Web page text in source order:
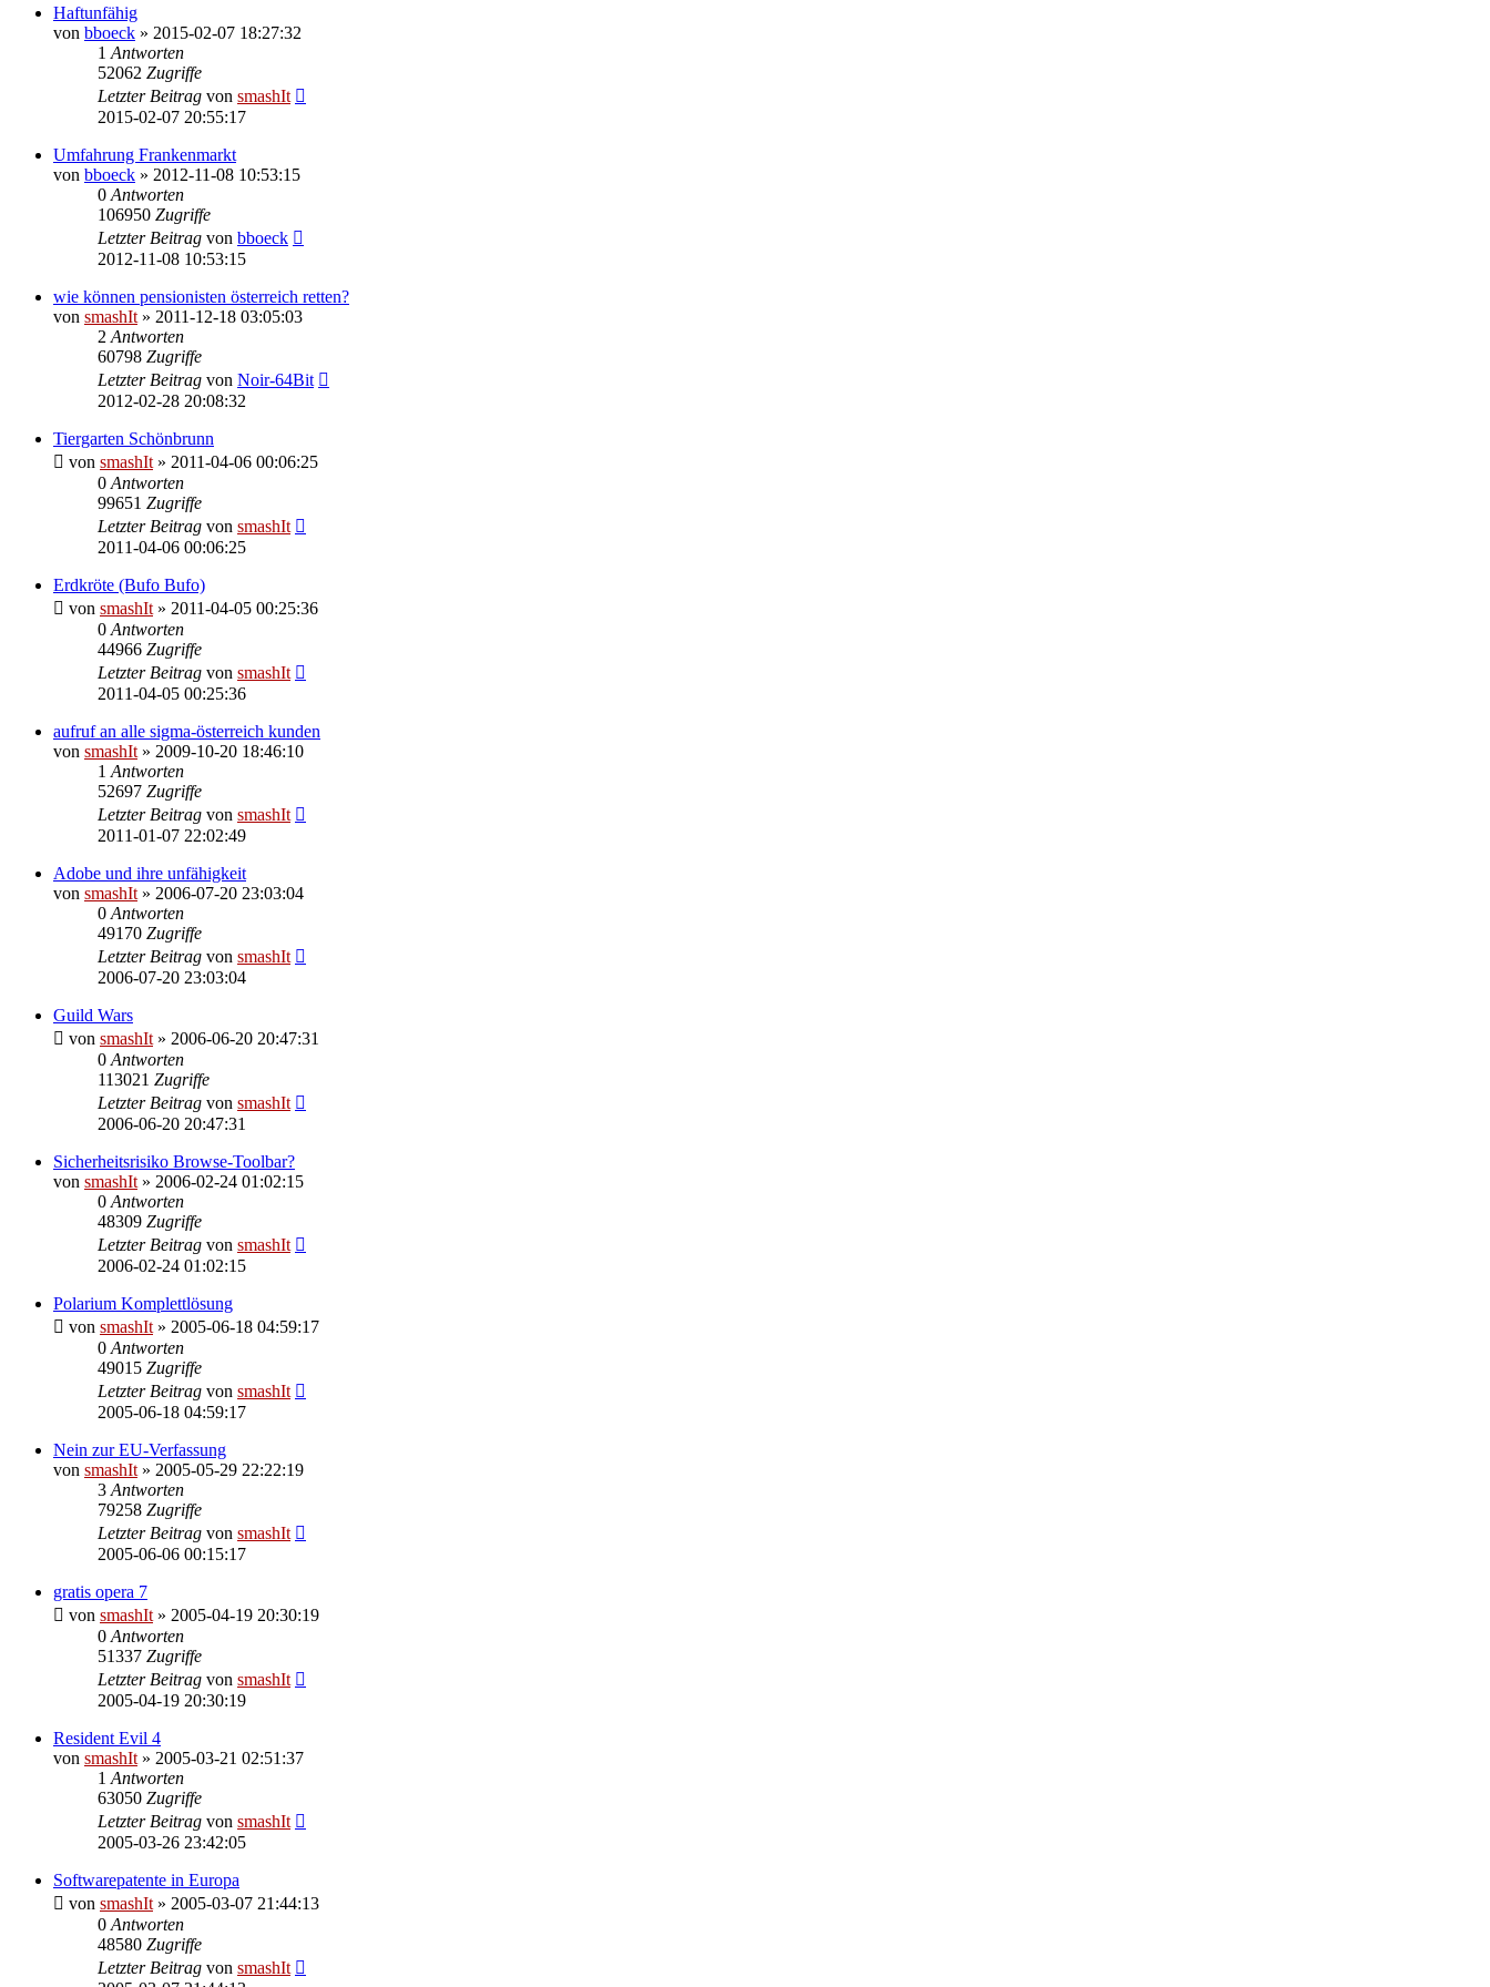
Haftunfähig
von bboeck » 2015-02-07 18:27:32
1 Antworten
52062 Zugriffe
Letzter Beitrag von smashIt
2015-02-07 20:55:17
Umfahrung Frankenmarkt
von bboeck » 2012-11-08 10:53:15
0 Antworten
106950 Zugriffe
Letzter Beitrag von bboeck
2012-11-08 10:53:15
wie können pensionisten österreich retten?
von smashIt » 2011-12-18 03:05:03
2 Antworten
60798 Zugriffe
Letzter Beitrag von Noir-64Bit
2012-02-28 20:08:32
Tiergarten Schönbrunn
von smashIt » 2011-04-06 00:06:25
0 Antworten
99651 Zugriffe
Letzter Beitrag von smashIt
2011-04-06 00:06:25
Erdkröte (Bufo Bufo)
von smashIt » 2011-04-05 00:25:36
0 Antworten
44966 Zugriffe
Letzter Beitrag von smashIt
2011-04-05 00:25:36
aufruf an alle sigma-österreich kunden
von smashIt » 2009-10-20 18:46:10
1 Antworten
52697 Zugriffe
Letzter Beitrag von smashIt
2011-01-07 22:02:49
Adobe und ihre unfähigkeit
von smashIt » 2006-07-20 23:03:04
0 Antworten
49170 Zugriffe
Letzter Beitrag von smashIt
2006-07-20 23:03:04
Guild Wars
von smashIt » 2006-06-20 20:47:31
0 Antworten
113021 Zugriffe
Letzter Beitrag von smashIt
2006-06-20 20:47:31
Sicherheitsrisiko Browse-Toolbar?
von smashIt » 2006-02-24 01:02:15
0 Antworten
48309 Zugriffe
Letzter Beitrag von smashIt
2006-02-24 01:02:15
Polarium Komplettlösung
von smashIt » 2005-06-18 04:59:17
0 Antworten
49015 Zugriffe
Letzter Beitrag von smashIt
2005-06-18 04:59:17
Nein zur EU-Verfassung
von smashIt » 2005-05-29 22:22:19
3 Antworten
79258 Zugriffe
Letzter Beitrag von smashIt
2005-06-06 00:15:17
gratis opera 7
von smashIt » 2005-04-19 20:30:19
0 Antworten
51337 Zugriffe
Letzter Beitrag von smashIt
2005-04-19 20:30:19
Resident Evil 4
von smashIt » 2005-03-21 02:51:37
1 Antworten
63050 Zugriffe
Letzter Beitrag von smashIt
2005-03-26 23:42:05
Softwarepatente in Europa
von smashIt » 2005-03-07 21:44:13
0 Antworten
48580 Zugriffe
Letzter Beitrag von smashIt